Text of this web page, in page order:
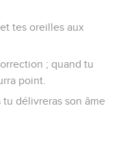
tes oreilles aux
; quand tu
point.
tu délivreras son âme